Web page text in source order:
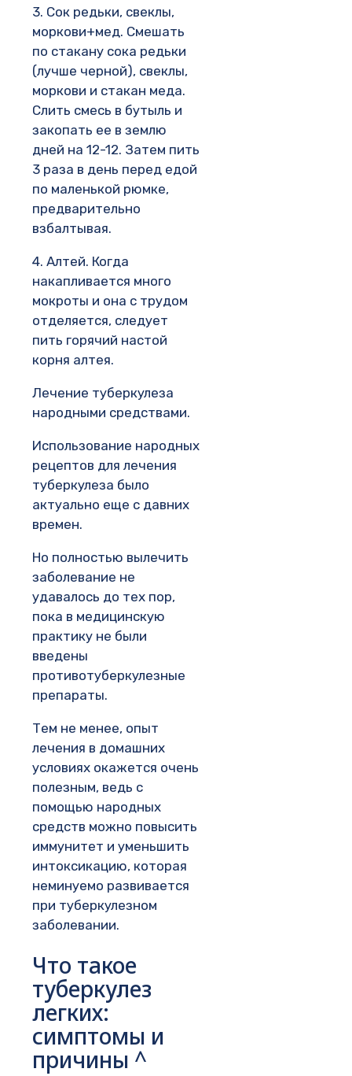
3. Сок редьки, свеклы,
моркови+мед. Смешать
по стакану сока редьки
(лучше черной), свеклы,
моркови и стакан меда.
Слить смесь в бутыль и
закопать ее в землю
дней на 12-12. Затем пить
3 раза в день перед едой
по маленькой рюмке,
предварительно
взбалтывая.
4. Алтей. Когда
накапливается много
мокроты и она с трудом
отделяется, следует
пить горячий настой
корня алтея.
Лечение туберкулеза
народными средствами.
Использование народных
рецептов для лечения
туберкулеза было
актуально еще с давних
времен.
Но полностью вылечить
заболевание не
удавалось до тех пор,
пока в медицинскую
практику не были
введены
противотуберкулезные
препараты.
Тем не менее, опыт
лечения в домашних
условиях окажется очень
полезным, ведь с
помощью народных
средств можно повысить
иммунитет и уменьшить
интоксикацию, которая
неминуемо развивается
при туберкулезном
заболевании.
Что такое
туберкулез
легких:
симптомы и
причины ^